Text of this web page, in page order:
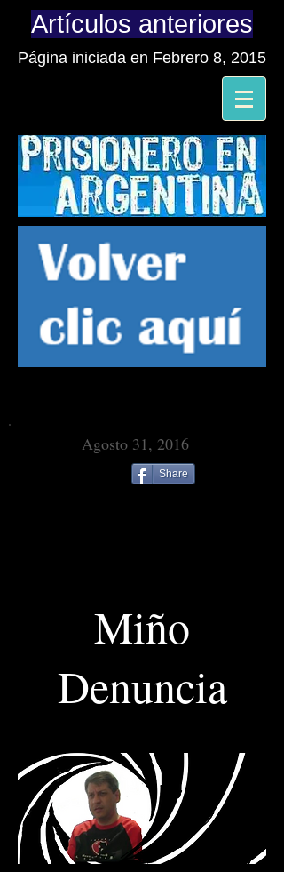
Artículos anteriores
Página iniciada en Febrero 8, 2015
Agosto 31, 2016
Share
Miño
Denuncia